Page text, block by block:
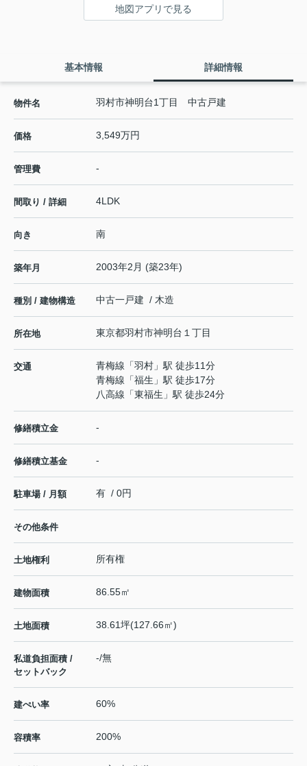
地図アプリで見る
基本情報 詳細情報
物件名 羽村市神明台1丁目 中古戸建
価格 3,549万円
管理費 -
間取り / 詳細 4LDK
向き 南
築年月 2003年2月 (築23年)
種別 / 建物構造 中古一戸建 / 木造
所在地 東京都羽村市神明台 １丁目
交通 青梅線 「羽村 」駅 徒歩11分
青梅線 「福生 」駅 徒歩17分
八高線 「東福生 」駅 徒歩24分
修繕積立金 -
修繕積立基金 -
駐車場 / 月額 有 / 0円
その他条件
土地権利 所有権
建物面積 86.55㎡
土地面積 38.61坪(127.66㎡)
私道負担面積 /
セットバック
-/無
建ぺい率 60%
容積率 200%